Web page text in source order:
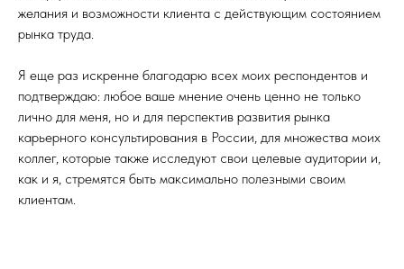
желания и возможности клиента с действующим состоянием
рынка труда.
Я еще раз искренне благодарю всех моих респондентов и
подтверждаю: любое ваше мнение очень ценно не только
лично для меня, но и для перспектив развития рынка
карьерного консультирования в России, для множества моих
коллег, которые также исследуют свои целевые аудитории и,
как и я, стремятся быть максимально полезными своим
клиентам.